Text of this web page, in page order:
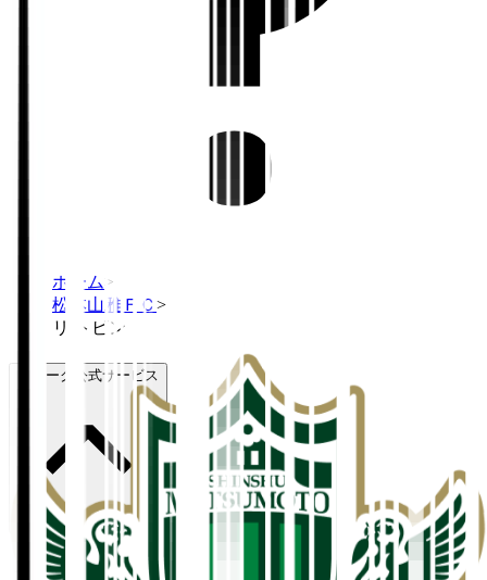
ホーム >
松本山雅ＦＣ >
リ トビン
Ｊリーグ公式サービス
Ｊリーグ公式サービス